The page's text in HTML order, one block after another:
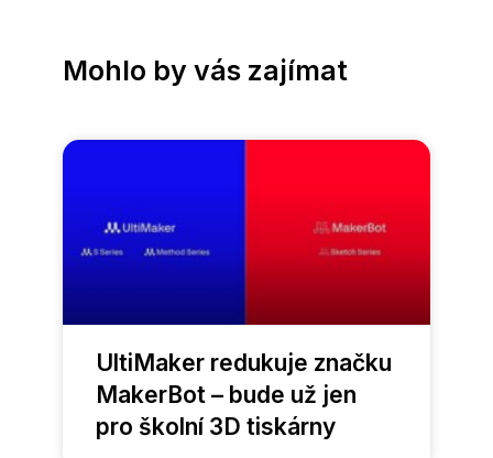
Mohlo by vás zajímat
UltiMaker redukuje značku
MakerBot – bude už jen
pro školní 3D tiskárny